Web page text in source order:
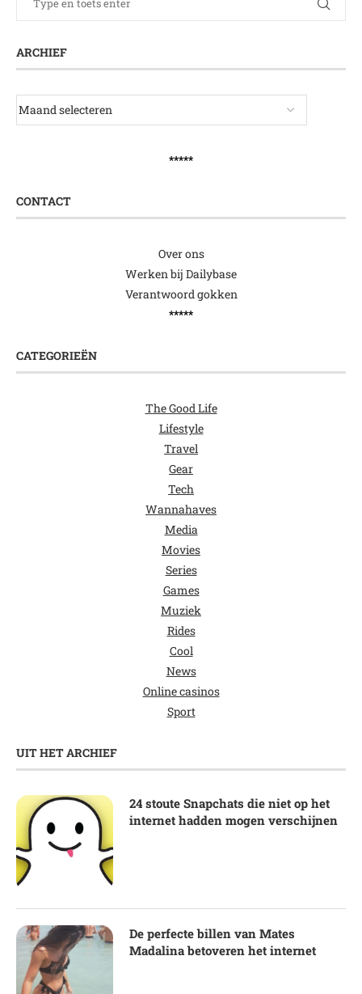
ARCHIEF
*****
CONTACT
Over ons
Werken bij Dailybase
Verantwoord gokken
*****
CATEGORIEËN
The Good Life
Lifestyle
Travel
Gear
Tech
Wannahaves
Media
Movies
Series
Games
Muziek
Rides
Cool
News
Online casinos
Sport
UIT HET ARCHIEF
24 stoute Snapchats die niet op het
internet hadden mogen verschijnen
De perfecte billen van Mates
Madalina betoveren het internet